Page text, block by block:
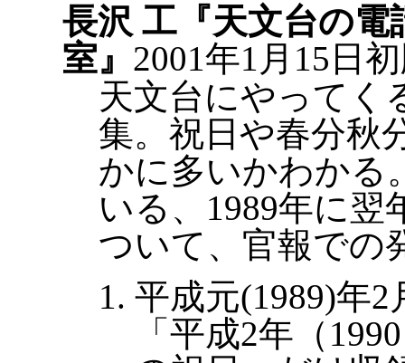
長沢 工『天文台の
室』 2001年1月15日
天文台にやってく
集。祝日や春分秋
かに多いかわかる
いる、1989年に翌
ついて、官報での
平成元(1989)年
「平成2年（